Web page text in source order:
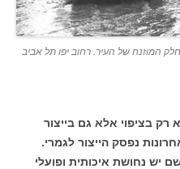
המוזנח של העיר. רחוב יפו תל אביב
בציפוי אלא גם בייצור
נפסק הייצור לגמרי.
יש נחושת איכותית ופועלי